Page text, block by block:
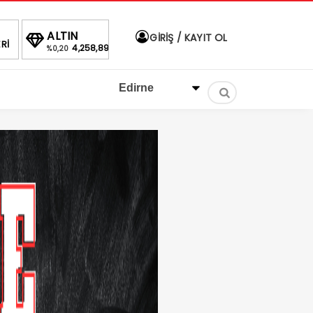
1.430,07
DOLAR
% 40,0479
EURO
46,9674
GİRİŞ / KAYIT OL